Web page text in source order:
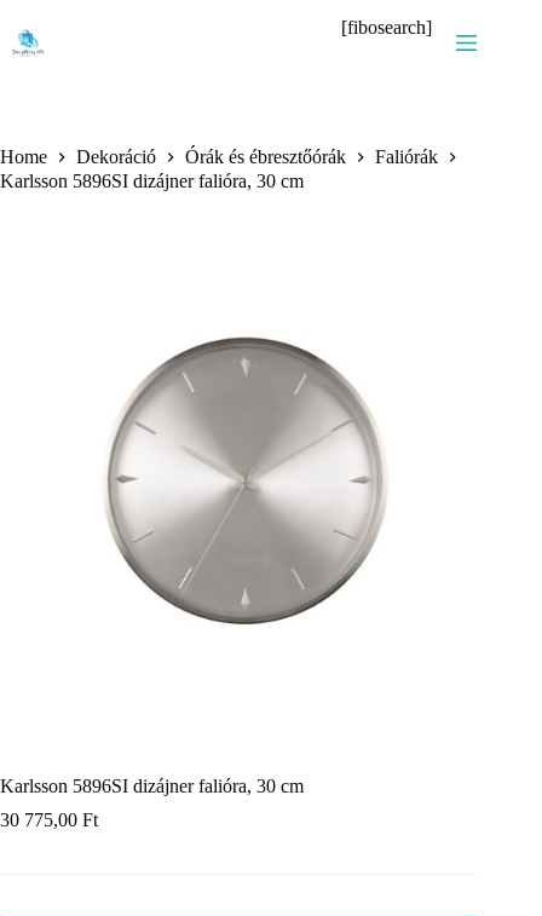
content
[fibosearch]
Home Dekoráció Órák és ébresztőórák
Faliórák
Karlsson 5896SI dizájner falióra, 30 cm
Karlsson 5896SI dizájner falióra, 30 cm
30 775,00 Ft